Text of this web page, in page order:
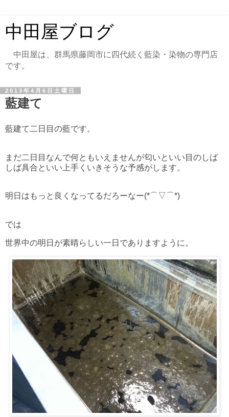
中田屋ブログ
中田屋は、群馬県藤岡市に四代続く藍染・染物の専門店
です。
2013年4月6日土曜日
藍建て
藍建て二日目の藍です。
まだ二日目なんで何ともいえませんが匂いといい目のしば
しば具合といい上手くいきそうな予感がします。
明日はもっと良くなってるだろーなー(*⌒▽⌒*)
では
世界中の明日が素晴らしい一日でありますように。